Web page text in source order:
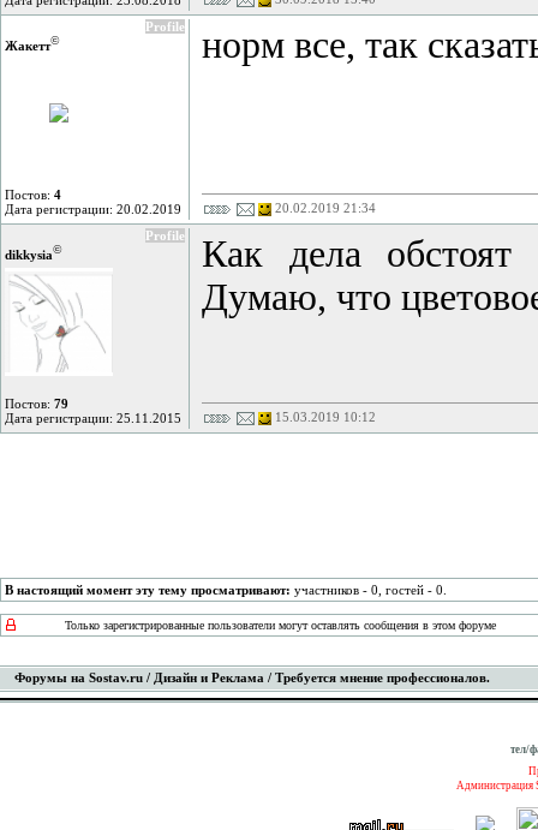
Profile
Жакетт©
Постов: 4
Дата регистрации: 20.02.2019
норм все, так
20.02.2019 21:34
Profile
dikkysia©
Постов: 79
Дата регистрации: 25.11.2015
Как дела
Думаю, что
15.03.2019 10:12
В настоящий момент эту тему просматривают: участников - 0, гостей - 0.
Только зарегистрированные пользователи могут оставлять сообщения в этом форуме
Форумы на Sostav.ru / Дизайн и Реклама / Требуется мнение профессионалов.
тел/
Администрация